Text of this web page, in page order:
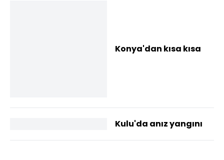
Konya'dan kısa kısa
Kulu'da anız yangını